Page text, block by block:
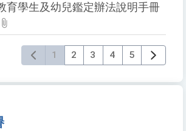
育學生及幼兒鑑定辦法說明手冊
1 2 3 4 5